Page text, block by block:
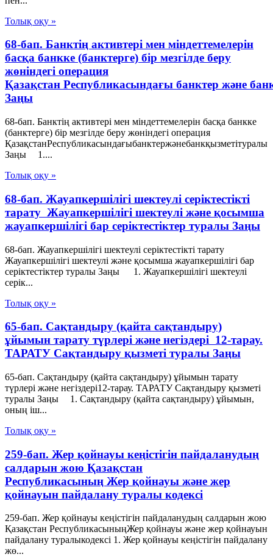
Толық оқу »
68-бап. Банктің активтері мен міндеттемелерін
басқа банкке (банктерге) бір мезгілде беру
жөніндегі операция
Қазақстан Республикасындағы банктер және
Заңы
68-бап. Банктің активтері мен міндеттемелерін басқа банкке
(банктерге) бір мезгілде беру жөніндегі операция
ҚазақстанРеспубликасындағыбанктержәнебанкқызметітуралы
Заңы 1....
Толық оқу »
68-бап. Жауапкершілігі шектеулі серіктестікті
тарату Жауапкершілігі шектеулі және қосымша
жауапкершілігі бар серіктестіктер туралы Заңы
68-бап. Жауапкершілігі шектеулі серіктестікті тарату
Жауапкершілігі шектеулі және қосымша жауапкершілігі бар
серіктестіктер туралы Заңы 1. Жауапкершілігі шектеулі
серік...
Толық оқу »
65-бап. Сақтандыру (қайта сақтандыру)
ұйымын тарату түрлері және негiздерi 12-тарау.
ТАРАТУ Сақтандыру қызметі туралы Заңы
65-бап. Сақтандыру (қайта сақтандыру) ұйымын тарату
түрлері және негiздерi12-тарау. ТАРАТУ Сақтандыру қызметі
туралы Заңы 1. Сақтандыру (қайта сақтандыру) ұйымын,
оның iш...
Толық оқу »
259-бап. Жер қойнауы кеңістігін пайдаланудың
салдарын жою Қазақстан
Республикасының Жер қойнауы және жер
қойнауын пайдалану туралы кодексі
259-бап. Жер қойнауы кеңістігін пайдаланудың салдарын жою
Қазақстан РеспубликасыныңЖер қойнауы және жер қойнауын
пайдалану туралыкодексі 1. Жер қойнауы кеңістігін пайдалану
жө...